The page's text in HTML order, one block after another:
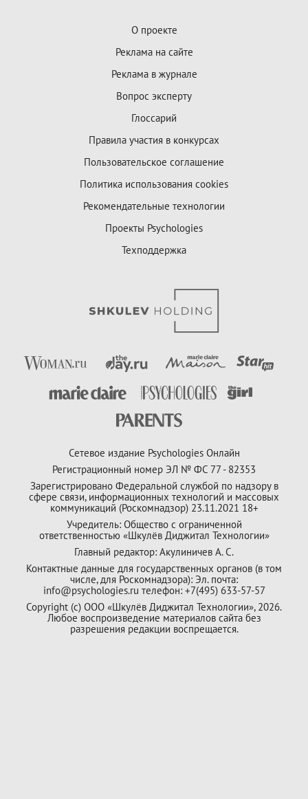
О проекте
Реклама на сайте
Реклама в журнале
Вопрос эксперту
Глоссарий
Правила участия в конкурсах
Пользовательское соглашение
Политика использования cookies
Рекомендательные технологии
Проекты Psychologies
Техподдержка
Сетевое издание Psychologies Онлайн
Регистрационный номер ЭЛ № ФС 77 - 82353
Зарегистрировано Федеральной службой по надзору в
сфере связи, информационных технологий и массовых
коммуникаций (Роскомнадзор) 23.11.2021 18+
Учредитель: Общество с ограниченной
ответственностью «Шкулёв Диджитал Технологии»
Главный редактор: Акулиничев А. С.
Контактные данные для государственных органов (в том
числе, для Роскомнадзора): Эл. почта:
info@psychologies.ru телефон: +7(495) 633-57-57
Copyright (с) ООО «Шкулёв Диджитал Технологии», 2026.
Любое воспроизведение материалов сайта без
разрешения редакции воспрещается.